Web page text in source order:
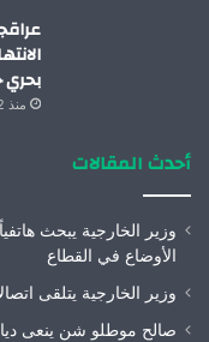
بحري
منذ 22 ساعة
أحدث المقالات
وزير الخارجية يبحث
الأوضاع في القطاع
وزير الخارجية يتلقى
صالح موطلو شن ينعى